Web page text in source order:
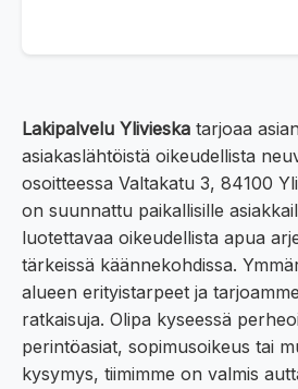
Lakipalvelu Ylivieska tarjoaa
asiakaslähtöistä oikeudellista
osoitteessa Valtakatu 3, 84100
on suunnattu paikallisille
luotettavaa oikeudellista apua
tärkeissä käännekohdissa.
alueen erityistarpeet ja
ratkaisuja. Olipa kyseessä
perintöasiat, sopimusoikeus tai
kysymys, tiimimme on valmis